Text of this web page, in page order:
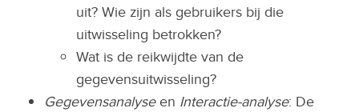
uit? Wie zijn als gebruikers bij die
uitwisseling betrokken?
Wat is de reikwijdte van de
gegevensuitwisseling?
Gegevensanalyseen Interactie-analyse: De